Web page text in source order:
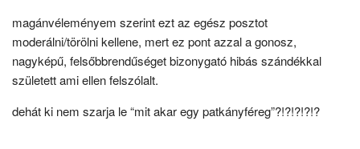
magánvéleményem szerint ezt az egész posztot
moderálni/törölni kellene, mert ez pont azzal a gonosz,
nagyképű, felsőbbrendűséget bizonygató hibás szándékkal
született ami ellen felszólalt.
dehát ki nem szarja le “mit akar egy patkányféreg”?!?!?!?!?